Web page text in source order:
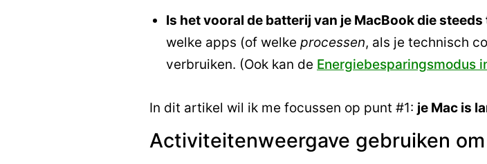
Is het vooral de batterij van je MacBook die steeds
welke apps (of welke processen, als je technisch
verbruiken. (Ook kan de Energiebesparingsmodus
In dit artikel wil ik me focussen op punt #1: je Mac is
Activiteitenweergave gebruiken